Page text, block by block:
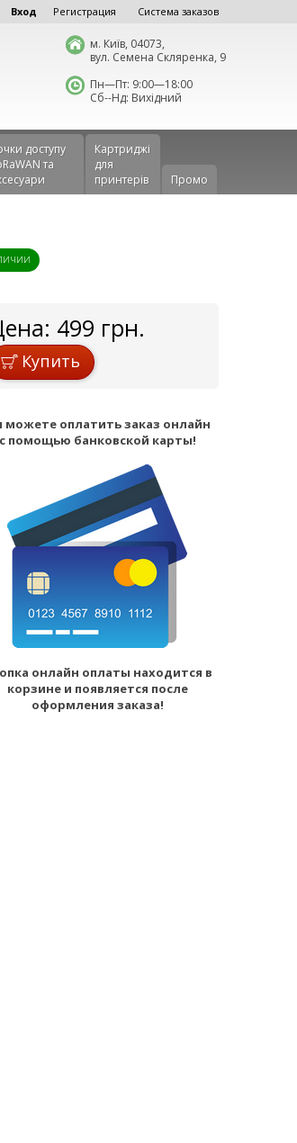
Вход Регистрация Система заказов
м. Київ, 04073,
вул. Семена Скляренка, 9
Пн—Пт: 9:00—18:00
Сб--Нд: Вихідний
доступу
та
Картриджі
для
принтерів
Промо
499 грн.
Купить
можете оплатить заказ онлайн
с помощью банковской карты!
онлайн оплаты находится в
корзине и появляется после
оформления заказа!